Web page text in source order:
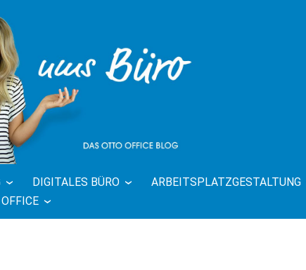
| RUND
DIGITALES BÜRO
ARBEITSPLATZGESTALTUNG